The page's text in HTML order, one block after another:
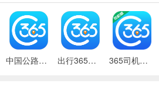
中国公路客票网app官方版(出行365) 出行365汽车票官方版 365司机助手app